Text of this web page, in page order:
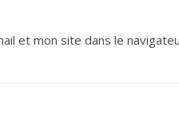
et mon site dans le